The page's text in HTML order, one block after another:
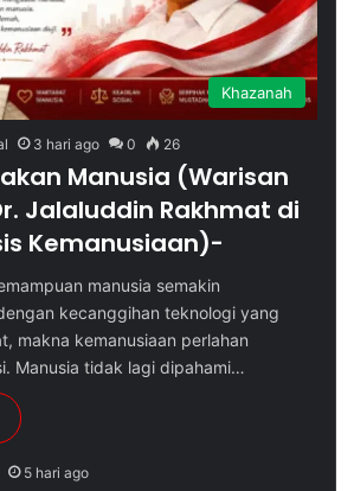
Khazanah
3 hari ago 0 26
Manusia (Warisan
Jalaluddin Rakhmat di
Kemanusiaan)-
manusia semakin
kecanggihan teknologi yang
makna kemanusiaan perlahan
Manusia tidak lagi dipahami…
5 hari ago